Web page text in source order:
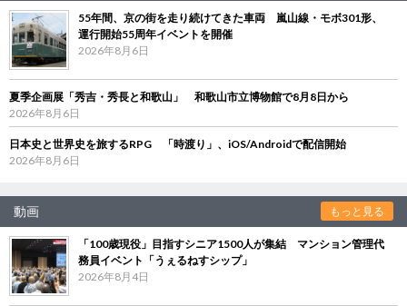
55年間、京の街を走り続けてきた車両 嵐山線・モボ301形、
運行開始55周年イベントを開催
2026年8月6日
夏季企画展「秀吉・秀長と和歌山」 和歌山市立博物館で8月8日から
2026年8月6日
日本史と世界史を旅するRPG 「時渡り」、iOS/Androidで配信開始
2026年8月6日
動画 もっと見る
「100歳現役」目指すシニア1500人が集結 マンション管理代
務員イベント「うぇるねすシップ」
2026年8月4日